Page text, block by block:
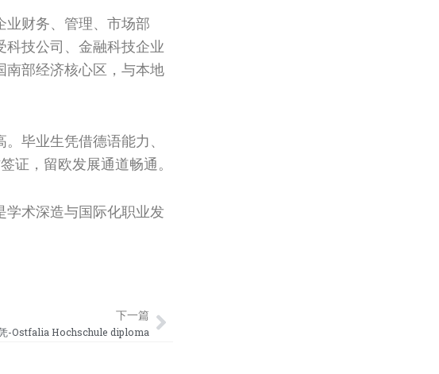
业财务、管理、市场部
科技公司、金融科技企业
南部经济核心区，与本地
毕业生凭借德语能力、
证，留欧发展通道畅通。
学术深造与国际化职业发
下一篇
-Ostfalia Hochschule diploma